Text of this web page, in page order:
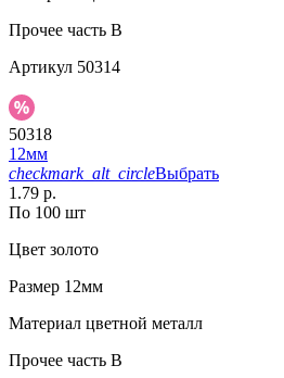
Прочее часть B
Артикул 50314
50318
12мм
checkmark_alt_circleВыбрать
1.79 р.
По 100 шт
Цвет золото
Размер 12мм
Материал цветной металл
Прочее часть B